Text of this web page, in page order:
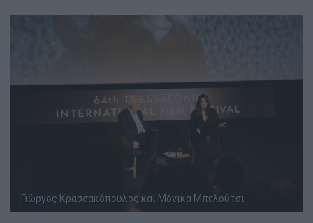
Γιώργος Κρασσακόπουλος και Μόνικα Μπελούτσι